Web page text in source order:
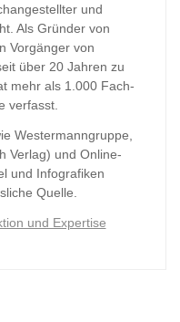
und
Als Gründer von
Vorgänger von
über 20 Jahren zu
mehr als 1.000 Fach-
verfasst.
Westermanngruppe,
Verlag) und Online-
und Infografiken
Quelle.
und Expertise